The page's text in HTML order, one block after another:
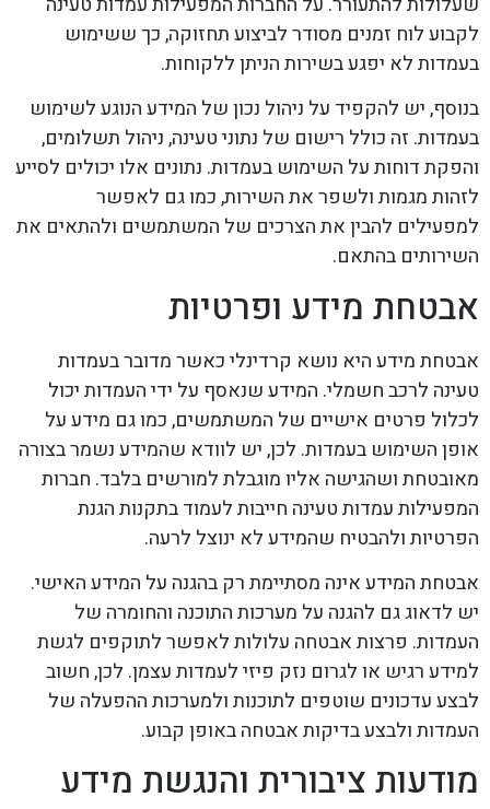
לקבוע לוח זמנים מסודר לביצוע תחזוקה, כך ששימוש
בעמדות לא יפגע בשירות הניתן ללקוחות.
בנוסף, יש להקפיד על ניהול נכון של המידע הנוגע לשימוש
בעמדות. זה כולל רישום של נתוני טעינה, ניהול תשלומים,
והפקת דוחות על השימוש בעמדות. נתונים אלו יכולים לסייע
לזהות מגמות ולשפר את השירות, כמו גם לאפשר
למפעילים להבין את הצרכים של המשתמשים ולהתאים את
השירותים בהתאם.
אבטחת מידע ופרטיות
אבטחת מידע היא נושא קרדינלי כאשר מדובר בעמדות
טעינה לרכב חשמלי. המידע שנאסף על ידי העמדות יכול
לכלול פרטים אישיים של המשתמשים, כמו גם מידע על
אופן השימוש בעמדות. לכן, יש לוודא שהמידע נשמר בצורה
מאובטחת ושהגישה אליו מוגבלת למורשים בלבד. חברות
המפעילות עמדות טעינה חייבות לעמוד בתקנות הגנת
הפרטיות ולהבטיח שהמידע לא ינוצל לרעה.
אבטחת המידע אינה מסתיימת רק בהגנה על המידע האישי.
יש לדאוג גם להגנה על מערכות התוכנה והחומרה של
העמדות. פרצות אבטחה עלולות לאפשר לתוקפים לגשת
למידע רגיש או לגרום נזק פיזי לעמדות עצמן. לכן, חשוב
לבצע עדכונים שוטפים לתוכנות ולמערכות ההפעלה של
העמדות ולבצע בדיקות אבטחה באופן קבוע.
מודעות ציבורית והנגשת מידע